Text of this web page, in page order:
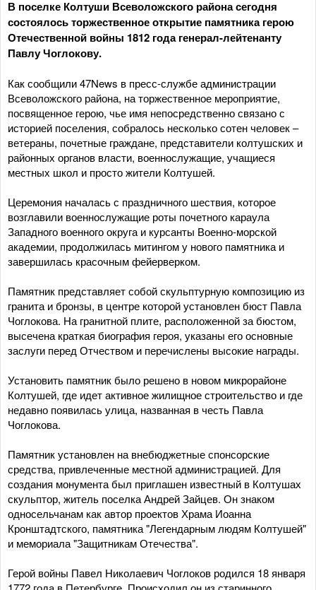
В поселке Колтуши Всеволожского района сегодня
состоялось торжественное открытие памятника герою
Отечественной войны 1812 года генерал-лейтенанту
Павлу Чоглокову.
Как сообщили 47News в пресс-службе администрации
Всеволожского района, на торжественное мероприятие,
посвященное герою, чье имя непосредственно связано с
историей поселения, собралось несколько сотен человек –
ветераны, почетные граждане, представители колтушских и
районных органов власти, военнослужащие, учащиеся
местных школ и просто жители Колтушей.
Церемония началась с праздничного шествия, которое
возглавили военнослужащие роты почетного караула
Западного военного округа и курсанты Военно-морской
академии, продолжилась митингом у нового памятника и
завершилась красочным фейерверком.
Памятник представляет собой скульптурную композицию из
гранита и бронзы, в центре которой установлен бюст Павла
Чоглокова. На гранитной плите, расположенной за бюстом,
высечена краткая биография героя, указаны его основные
заслуги перед Отчеством и перечислены высокие награды.
Установить памятник было решено в новом микрорайоне
Колтушей, где идет активное жилищное строительство и где
недавно появилась улица, названная в честь Павла
Чоглокова.
Памятник установлен на внебюджетные спонсорские
средства, привлеченные местной администрацией. Для
создания монумента был приглашен известный в Колтушах
скульптор, житель поселка Андрей Зайцев. Он знаком
односельчанам как автор проектов Храма Иоанна
Кронштадтского, памятника "Легендарным людям Колтушей"
и мемориала "Защитникам Отечества".
Герой войны Павел Николаевич Чоглоков родился 18 января